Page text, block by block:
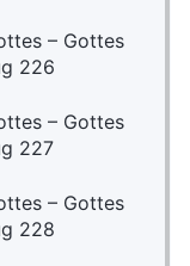
– Gottes
226
– Gottes
227
– Gottes
228